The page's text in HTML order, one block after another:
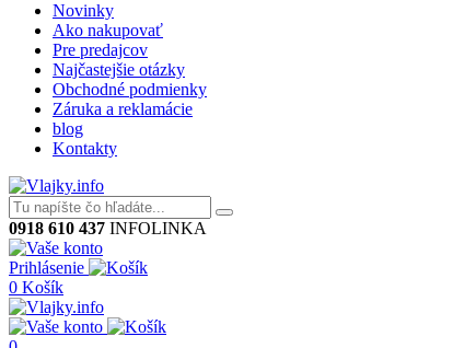
Novinky
Ako nakupovať
Pre predajcov
Najčastejšie otázky
Obchodné podmienky
Záruka a reklamácie
blog
Kontakty
0918 610 437 INFOLINKA
Prihlásenie
0 Košík